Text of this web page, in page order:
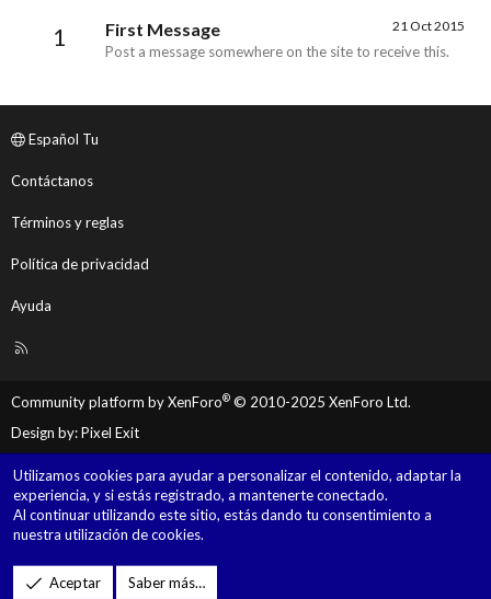
1 21 Oct 2015
First Message
Post a message somewhere on the site to receive this.
Español Tu
Contáctanos
Términos y reglas
Política de privacidad
Ayuda
R
Community platform by XenForo® © 2010-2025 XenForo Ltd.
Design by:Pixel Exit
Utilizamos cookies para ayudar a personalizar el contenido, adaptar la
experiencia, y si estás registrado, a mantenerte conectado.
Al continuar utilizando este sitio, estás dando tu consentimiento a
nuestra utilización de cookies.
Aceptar Saber más…